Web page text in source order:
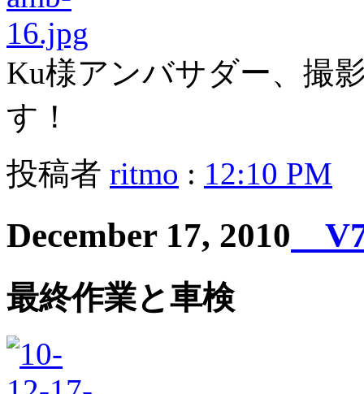
Ku様アンバサダー、撮
す！
投稿者 ritmo : 12:10 PM
December 17, 2010 V7
最終作業と車検